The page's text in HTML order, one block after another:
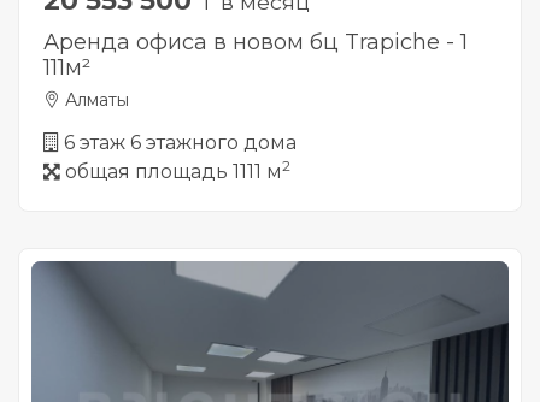
Аренда офиса в новом бц Trapiche - 1
111м²
Алматы
6 этаж 6 этажного дома
общая площадь 1111 м2